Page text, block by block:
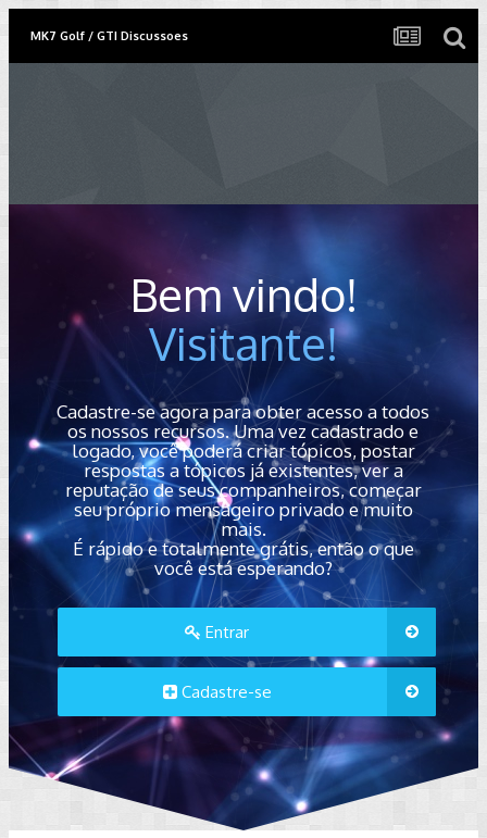
MK7 Golf / GTI Discussoes
Bem vindo!
Visitante!
Cadastre-se agora para obter acesso a todos
os nossos recursos. Uma vez cadastrado e
logado, você poderá criar tópicos, postar
respostas a tópicos já existentes, ver a
reputação de seus companheiros, começar
seu próprio mensageiro privado e muito
mais.
É rápido e totalmente grátis, então o que
você está esperando?
Entrar
Cadastre-se